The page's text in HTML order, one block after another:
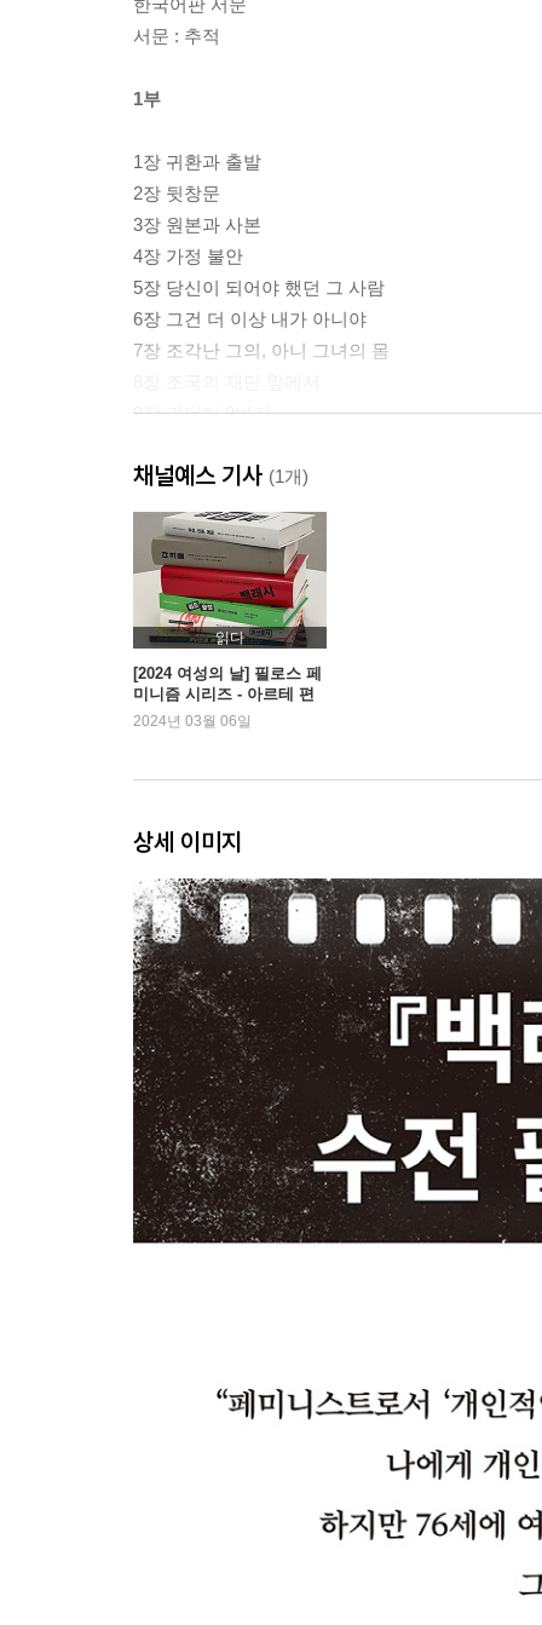
한국어판 서문
서문 : 추적
1부
1장 귀환과 출발
2장 뒷창문
3장 원본과 사본
4장 가정 불안
5장 당신이 되어야 했던 그 사람
6장 그건 더 이상 내가 아니야
7장 조각난 그의, 아니 그녀의 몸
9장 라더이 9번지
2부
10장 좀 더 다른 어떤 것
11장 어떤 경우이건, 숙녀는 숙녀인 법
12장 마음은 블랙박스다
13장 잊는 법을 배우기
14장 일종의 정신장애
15장 그랜드호텔로열
16장 하느님은 그들을 욕되게 하셨도다
3부
20장 주여, 헝가리인을 불쌍히 여기소서!
21장 오직 여자 스텝만
22장 다 갚았다
23장 빠져나갈 수 있다는 걸 기억하라
24장 세계의 수태
25장 탈출
옮긴이의 글(손희정)
추천의 글(한채윤, 박한희, 최현숙)
채널예스 기사 (1개)
읽다
[2024 여성의 날] 필로스 페
미니즘 시리즈 - 아르테 편
집부
2024년 03월 06일
상세 이미지